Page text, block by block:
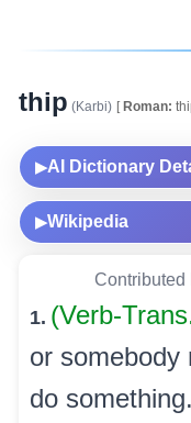
thip (Karbi) [Roman:
▶AI Dictionary
▶Wikipedia
Contributed
1. (Verb-
or somebody
do something.